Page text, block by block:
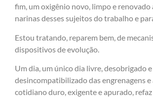
fim, um oxigênio novo, limpo e
narinas desses sujeitos do trabalho e
Estou tratando, reparem bem, de
dispositivos de evolução.
Um dia, um único dia livre, desobrigado e
desincompatibilizado das engrenagens e
cotidiano duro, exigente e apurado,